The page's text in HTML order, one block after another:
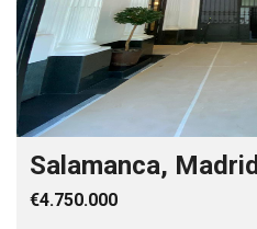
Salamanca, Madrid
€4.750.000